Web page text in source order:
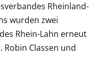
Rheinland-
wurden zwei
Rhein-Lahn erneut
Classen und